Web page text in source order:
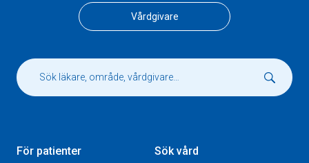
Vårdgivare
För patienter
Sök vård